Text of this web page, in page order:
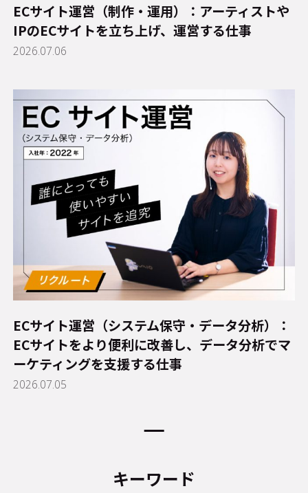
ECサイト運営（制作・運用）：アーティストや
IPのECサイトを立ち上げ、運営する仕事
2026.07.06
ECサイト運営（システム保守・データ分析）：
ECサイトをより便利に改善し、データ分析でマ
ーケティングを支援する仕事
2026.07.05
キーワード